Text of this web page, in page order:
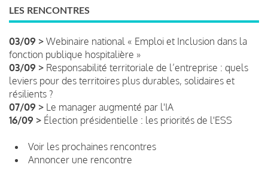
LES RENCONTRES
03/09 > Webinaire national « Emploi et Inclusion dans la
fonction publique hospitalière »
03/09 > Responsabilité territoriale de l’entreprise : quels
leviers pour des territoires plus durables, solidaires et
résilients ?
07/09 > Le manager augmenté par l'IA
16/09 > Élection présidentielle : les priorités de l'ESS
Voir les prochaines rencontres
Annoncer une rencontre